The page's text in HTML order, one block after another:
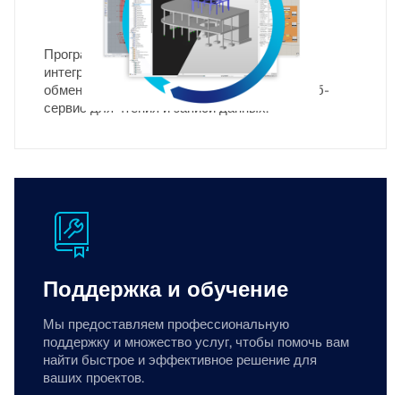
Программное обеспечение Dlubal легко
интегрируется в процессы BIM, позволяет
обмениваться данными и предоставляет веб-
сервис для чтения и записи данных.
Поддержка и обучение
Мы предоставляем профессиональную
поддержку и множество услуг, чтобы помочь вам
найти быстрое и эффективное решение для
ваших проектов.